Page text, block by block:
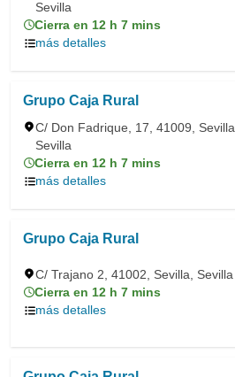
Sevilla
Cierra en 12 h 7 mins
más detalles
Grupo Caja Rural
C/ Don Fadrique, 17, 41009, Sevilla,
Sevilla
Cierra en 12 h 7 mins
más detalles
Grupo Caja Rural
C/ Trajano 2, 41002, Sevilla, Sevilla
Cierra en 12 h 7 mins
más detalles